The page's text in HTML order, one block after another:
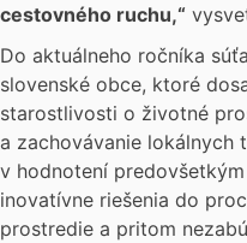
cestovného ruchu,“
Do aktuálneho ročníka
slovenské obce, ktoré
starostlivosti o životné
a zachovávanie lokálnych
v hodnotení
inovatívne riešenia do
prostredie a pritom